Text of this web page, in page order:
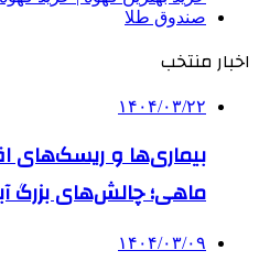
صندوق طلا
اخبار منتخب
۱۴۰۴/۰۳/۲۲
بیماری‌ها و ریسک‌های
ماهی؛ چالش‌های بزرگ
۱۴۰۴/۰۳/۰۹